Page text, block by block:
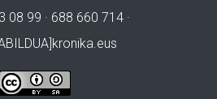
08 99 · 688 660 714 ·